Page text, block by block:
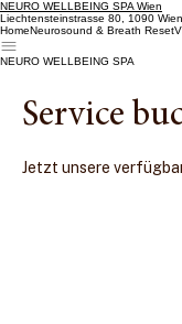
NEURO WELLBEING SPA Wien
Liechtensteinstrasse 80, 1090 Wien
HomeNeurosound & Breath Reset
NEURO WELLBEING SPA
Service
Jetzt unsere